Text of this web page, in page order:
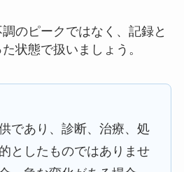
のピークではなく、記録と
状態で扱いましょう。
であり、診断、治療、処
としたものではありませ